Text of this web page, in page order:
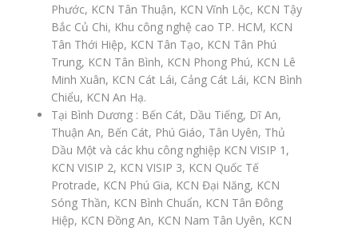
Phước, KCN Tân Thuận, KCN Vĩnh Lộc, KCN Tậy
Bắc Củ Chi, Khu công nghệ cao TP. HCM, KCN
Tân Thới Hiệp, KCN Tân Tạo, KCN Tân Phú
Trung, KCN Tân Bình, KCN Phong Phú, KCN Lê
Minh Xuân, KCN Cát Lái, Cảng Cát Lái, KCN Bình
Chiểu, KCN An Hạ.
Tại Bình Dương : Bến Cát, Dầu Tiếng, Dĩ An,
Thuận An, Bến Cát, Phú Giáo, Tân Uyên, Thủ
Dầu Một và các khu công nghiệp KCN VISIP 1,
KCN VISIP 2, KCN VISIP 3, KCN Quốc Tế
Protrade, KCN Phú Gia, KCN Đại Năng, KCN
Sóng Thần, KCN Bình Chuẩn, KCN Tân Đông
Hiệp, KCN Đồng An, KCN Nam Tân Uyên, KCN